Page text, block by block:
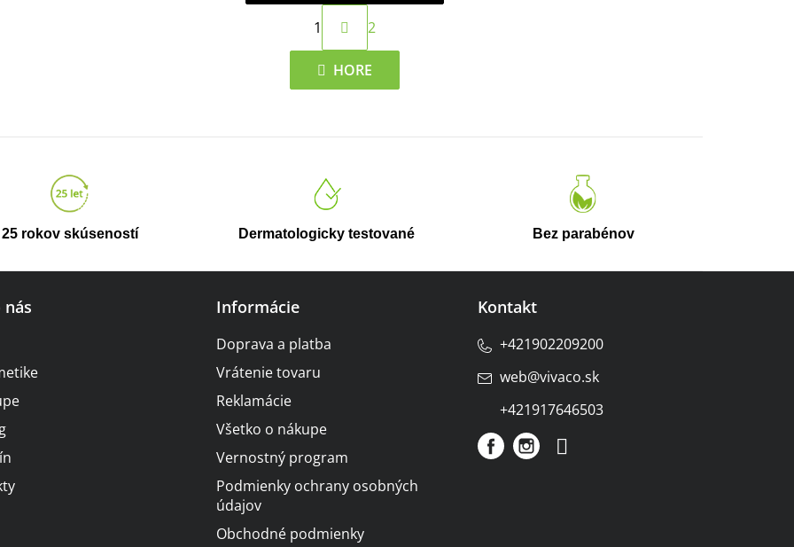
O
v
l
d
e
i
s
S
t
r
á
o
i
1 2
HORE
25 rokov skúseností Dermatologicky testované Bez parabénov
nás Informácie
Doprava a platba
Vrátenie tovaru
Reklamácie
Všetko o nákupe
Vernostný program
Podmienky ochrany osobných
údajov
Obchodné podmienky
Kontakt
web@vivaco.sk
+421902209200
+421917646503